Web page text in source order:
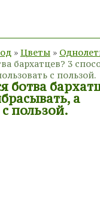
» Цветы »
бархатцев? 3
с пользой.
ботва
а
пользой.